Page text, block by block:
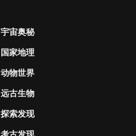
宇宙奥秘
国家地理
动物世界
远古生物
探索发现